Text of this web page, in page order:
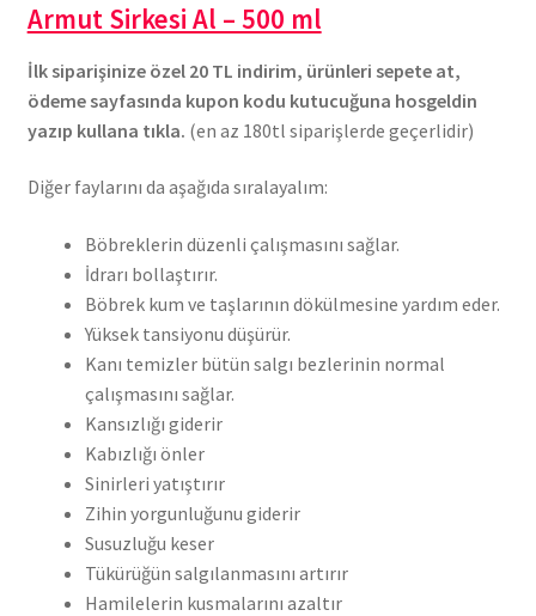
Armut Sirkesi Al – 500 ml
İlk siparişinize özel 20 TL indirim, ürünleri sepete at,
ödeme sayfasında kupon kodu kutucuğuna hosgeldin
yazıp kullana tıkla. (en az 180tl siparişlerde geçerlidir)
Diğer faylarını da aşağıda sıralayalım:
Böbreklerin düzenli çalışmasını sağlar.
İdrarı bollaştırır.
Böbrek kum ve taşlarının dökülmesine yardım eder.
Yüksek tansiyonu düşürür.
Kanı temizler bütün salgı bezlerinin normal
çalışmasını sağlar.
Kansızlığı giderir
Kabızlığı önler
Sinirleri yatıştırır
Zihin yorgunluğunu giderir
Susuzluğu keser
Tükürüğün salgılanmasını artırır
Hamilelerin kusmalarını azaltır